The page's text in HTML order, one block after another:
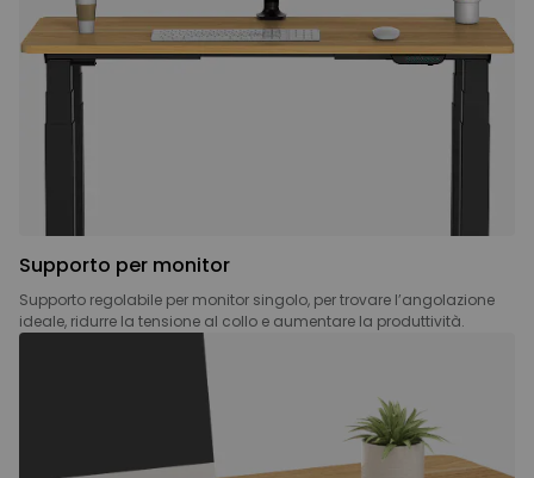
Supporto per monitor
Supporto regolabile per monitor singolo, per trovare l’angolazione
ideale, ridurre la tensione al collo e aumentare la produttività.